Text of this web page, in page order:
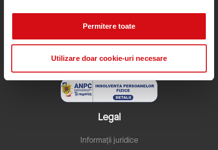
Permitere toate
Utilizare doar cookie-uri necesare
Legal
Informații juridice